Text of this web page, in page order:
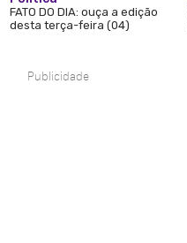
FATO DO DIA: ouça a edição
desta terça-feira (04)
Publicidade